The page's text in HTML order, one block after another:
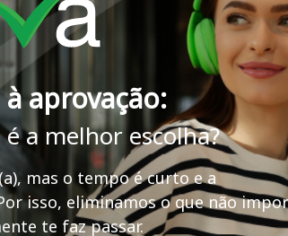
aprovação:
a melhor escolha?
mas o tempo é curto e a
isso, eliminamos o que não
te faz passar.